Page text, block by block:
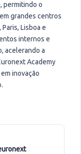
permitindo o
grandes centros
Lisboa e
internos e
acelerando a
Academy
inovação